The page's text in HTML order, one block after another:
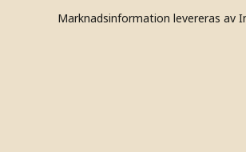
Marknadsinformation levereras av